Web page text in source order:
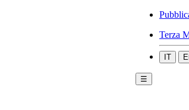
Terza
IT
☰